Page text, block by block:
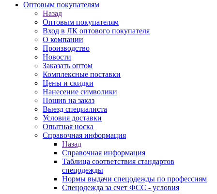
Оптовым покупателям
Назад
Оптовым покупателям
Вход в ЛК оптового покупателя
О компании
Производство
Новости
Заказать оптом
Комплексные поставки
Цены и скидки
Нанесение символики
Пошив на заказ
Выезд специалиста
Условия доставки
Опытная носка
Справочная информация
Назад
Справочная информация
Таблица соответствия стандартов
спецодежды
Нормы выдачи спецодежды по профессиям
Спецодежда за счет ФСС - условия